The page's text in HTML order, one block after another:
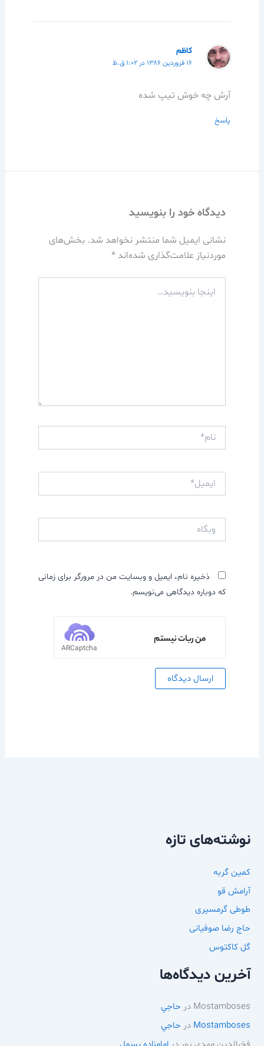
کاظم
۱۶ فروردین ۱۳۸۶ در ۱:۰۲ ق.ظ
آرش چه خوش تيپ شده
پاسخ
دیدگاه‌ خود را بنویسید
نشانی ایمیل شما منتشر نخواهد شد. بخش‌های
موردنیاز علامت‌گذاری شده‌اند *
بنویسید…
ذخیره نام، ایمیل و وبسایت من در مرورگر برای زمانی
که دوباره دیدگاهی می‌نویسم.
من ربات نیستم
ARCaptcha
نوشته‌های تازه
کمین گربه
آرامش قو
طوطی گرمسیری
حاج رضا صوفیانی
گل کاکتوس
آخرین دیدگاه‌ها
Mostamboses در حاجي
Mostamboses در حاجي